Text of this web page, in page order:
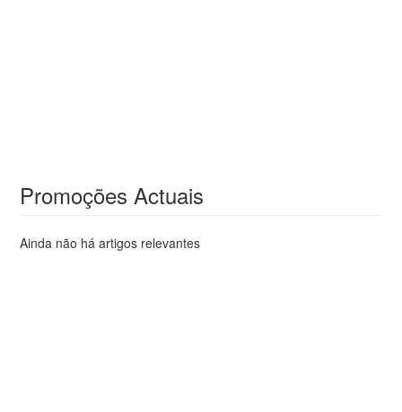
Promoções Actuais
Ainda não há artigos relevantes